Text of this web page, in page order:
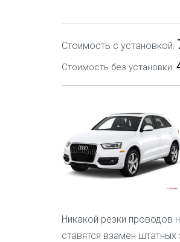
Стоимость с установкой:
Стоимость без установки:
Никакой резки проводов
ставятся взамен